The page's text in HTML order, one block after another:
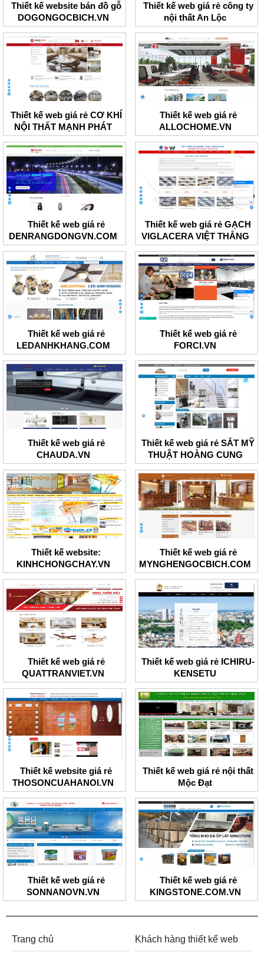
Thiết kế website bán đồ gỗ
DOGONGOCBICH.VN
Thiết kế web giá rẻ công ty
nội thất An Lộc
Thiết kế web giá rẻ CƠ KHÍ
NỘI THẤT MẠNH PHÁT
Thiết kế web giá rẻ
ALLOCHOME.VN
Thiết kế web giá rẻ
DENRANGDONGVN.COM
Thiết kế web giá rẻ GẠCH
VIGLACERA VIỆT THẮNG
Thiết kế web giá rẻ
LEDANHKHANG.COM
Thiết kế web giá rẻ
FORCI.VN
Thiết kế web giá rẻ
CHAUDA.VN
Thiết kế web giá rẻ SẮT MỸ
THUẬT HOÀNG CUNG
Thiết kế website:
KINHCHONGCHAY.VN
Thiết kế web giá rẻ
MYNGHENGOCBICH.COM
Thiết kế web giá rẻ
QUATTRANVIET.VN
Thiết kế web giá rẻ ICHIRU-
KENSETU
Thiết kế website giá rẻ
THOSONCUAHANOI.VN
Thiết kế web giá rẻ nội thất
Mộc Đạt
Thiết kế web giá rẻ
SONNANOVN.VN
Thiết kế web giá rẻ
KINGSTONE.COM.VN
Trang chủ Khách hàng thiết kế web